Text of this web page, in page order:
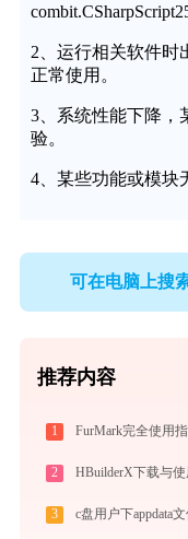
2、运行相关软件时
正常使用。
3、系统性能下降，
验。
4、某些功能或模块
可在电脑上搜
推荐内容
1
2 HBuilderX下载与
3 c盘用户下appdata